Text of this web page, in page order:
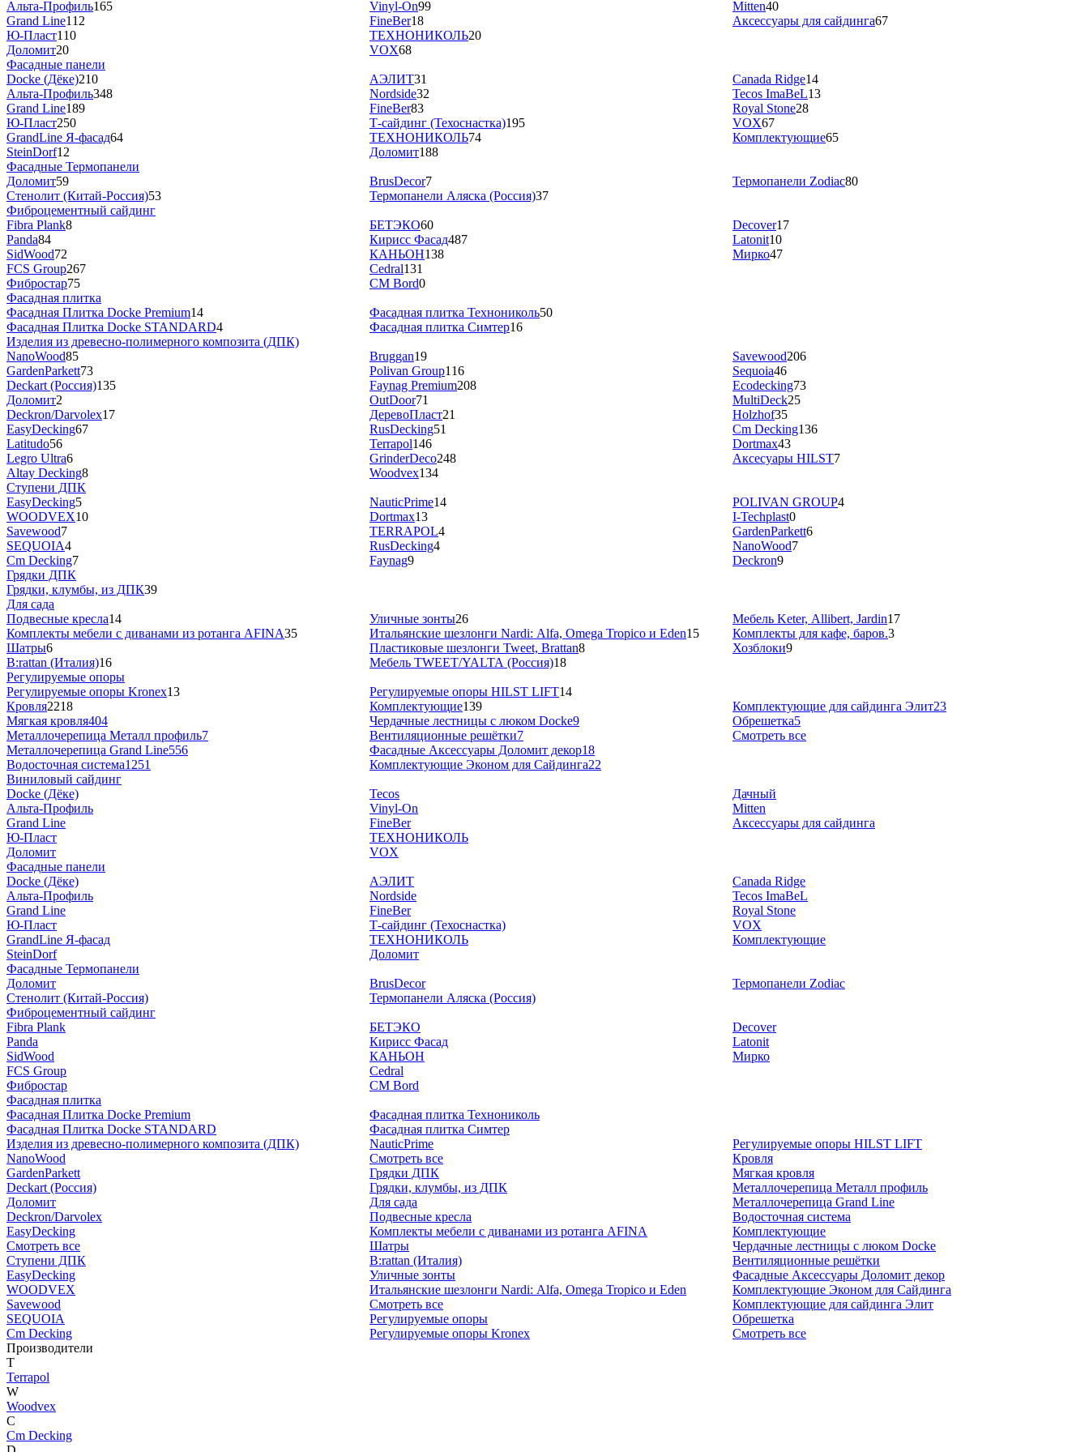
Альта-Профиль165
Grand Line112
Ю-Пласт110
Доломит20
Vinyl-On99
FineBer18
ТЕХНОНИКОЛЬ20
VOX68
Mitten40
Аксессуары для сайдинга67
Фасадные панели
Docke (Дёке)210
Альта-Профиль348
Grand Line189
Ю-Пласт250
GrandLine Я-фасад64
SteinDorf12
АЭЛИТ31
Nordside32
FineBer83
Т-сайдинг (Техоснастка)195
ТЕХНОНИКОЛЬ74
Доломит188
Canada Ridge14
Tecos ImaBeL13
Royal Stone28
VOX67
Комплектующие65
Фасадные Термопанели
Доломит59
Стенолит (Китай-Россия)53
BrusDecor7
Термопанели Аляска (Россия)37
Термопанели Zodiac80
Фиброцементный сайдинг
Fibra Plank8
Panda84
SidWood72
FCS Group267
Фибростар75
БЕТЭКО60
Кирисс Фасад487
КАНЬОН138
Cedral131
CM Bord0
Decover17
Latonit10
Мирко47
Фасадная плитка
Фасадная Плитка Docke Premium14
Фасадная Плитка Docke STANDARD4
Фасадная плитка Технониколь50
Фасадная плитка Симтер16
Изделия из древесно-полимерного композита (ДПК)
NanoWood85
GardenParkett73
Deckart (Россия)135
Доломит2
Deckron/Darvolex17
EasyDecking67
Latitudo56
Legro Ultra6
Altay Decking8
Bruggan19
Polivan Group116
Faynag Premium208
OutDoor71
ДеревоПласт21
RusDecking51
Terrapol146
GrinderDeco248
Woodvex134
Savewood206
Sequoia46
Ecodecking73
MultiDeck25
Holzhof35
Cm Decking136
Dortmax43
Аксесуары HILST7
Ступени ДПК
EasyDecking5
WOODVEX10
Savewood7
SEQUOIA4
Cm Decking7
NauticPrime14
Dortmax13
TERRAPOL4
RusDecking4
Faynag9
POLIVAN GROUP4
I-Techplast0
GardenParkett6
NanoWood7
Deckron9
Грядки ДПК
Грядки, клумбы, из ДПК39
Для сада
Подвесные кресла14
Комплекты мебели с диванами из ротанга AFINA35
Шатры6
B:rattan (Италия)16
Уличные зонты26
Итальянские шезлонги Nardi: Alfa, Omega Tropico и Eden15
Пластиковые шезлонги Tweet, Brattan8
Мебель TWEET/YALTA (Россия)18
Мебель Keter, Allibert, Jardin17
Комплекты для кафе, баров.3
Хозблоки9
Регулируемые опоры
Регулируемые опоры Kronex13 Регулируемые опоры HILST LIFT14
Кровля2218
Мягкая кровля404
Металлочерепица Металл профиль7
Металлочерепица Grand Line556
Водосточная система1251
Комплектующие139
Чердачные лестницы с люком Docke9
Вентиляционные решётки7
Фасадные Аксессуары Доломит декор18
Комплектующие Эконом для Сайдинга22
Комплектующие для cайдинга Элит23
Обрешетка5
Смотреть все
Виниловый сайдинг
Docke (Дёке)
Альта-Профиль
Grand Line
Ю-Пласт
Доломит
Tecos
Vinyl-On
FineBer
ТЕХНОНИКОЛЬ
VOX
Дачный
Mitten
Аксессуары для сайдинга
Фасадные панели
Docke (Дёке)
Альта-Профиль
Grand Line
Ю-Пласт
GrandLine Я-фасад
SteinDorf
АЭЛИТ
Nordside
FineBer
Т-сайдинг (Техоснастка)
ТЕХНОНИКОЛЬ
Доломит
Canada Ridge
Tecos ImaBeL
Royal Stone
VOX
Комплектующие
Фасадные Термопанели
Доломит
Стенолит (Китай-Россия)
BrusDecor
Термопанели Аляска (Россия)
Термопанели Zodiac
Фиброцементный сайдинг
Fibra Plank
Panda
SidWood
FCS Group
Фибростар
БЕТЭКО
Кирисс Фасад
КАНЬОН
Cedral
CM Bord
Decover
Latonit
Мирко
Фасадная плитка
Фасадная Плитка Docke Premium
Фасадная Плитка Docke STANDARD
Фасадная плитка Технониколь
Фасадная плитка Симтер
Изделия из древесно-полимерного композита (ДПК)
NanoWood
GardenParkett
Deckart (Россия)
Доломит
Deckron/Darvolex
EasyDecking
Смотреть все
Ступени ДПК
EasyDecking
WOODVEX
Savewood
SEQUOIA
Cm Decking
NauticPrime
Смотреть все
Грядки ДПК
Грядки, клумбы, из ДПК
Для сада
Подвесные кресла
Комплекты мебели с диванами из ротанга AFINA
Шатры
B:rattan (Италия)
Уличные зонты
Итальянские шезлонги Nardi: Alfa, Omega Tropico и Eden
Смотреть все
Регулируемые опоры
Регулируемые опоры Kronex
Регулируемые опоры HILST LIFT
Кровля
Мягкая кровля
Металлочерепица Металл профиль
Металлочерепица Grand Line
Водосточная система
Комплектующие
Чердачные лестницы с люком Docke
Вентиляционные решётки
Фасадные Аксессуары Доломит декор
Комплектующие Эконом для Сайдинга
Комплектующие для cайдинга Элит
Обрешетка
Смотреть все
Производители
T
Terrapol
W
Woodvex
C
Cm Decking